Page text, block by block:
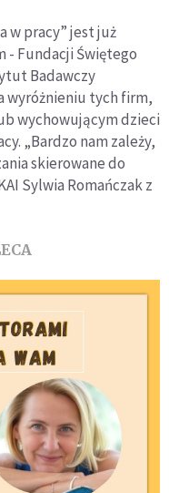
w pracy” jest już
- Fundacji Świętego
Badawczy
wyróżnieniu tych firm,
wychowującym dzieci
„Bardzo nam zależy,
skierowane do
Sylwia Romańczak z